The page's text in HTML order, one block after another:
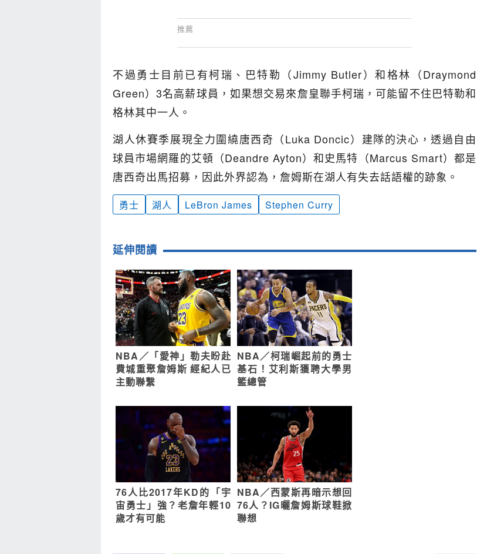
不過勇士目前已有柯瑞、巴特勒（Jimmy Butler）和格林（Draymond
Green）3名高薪球員，如果想交易來詹皇聯手柯瑞，可能留不住巴特勒和
格林其中一人。
湖人休賽季展現全力圍繞唐西奇（Luka Doncic）建隊的決心，透過自由
球員市場網羅的艾頓（Deandre Ayton）和史馬特（Marcus Smart）都是
唐西奇出馬招募，因此外界認為，詹姆斯在湖人有失去話語權的跡象。
勇士 湖人 LeBron James Stephen Curry
延伸閱讀
NBA／「愛神」勒夫盼赴
費城重聚詹姆斯 經紀人已
主動聯繫
NBA／柯瑞崛起前的勇士
基石！艾利斯獲聘大學男
籃總管
76人比2017年KD的「宇
宙勇士」強？老詹年輕10
歲才有可能
NBA／西蒙斯再暗示想回
76人？IG曬詹姆斯球鞋掀
聯想